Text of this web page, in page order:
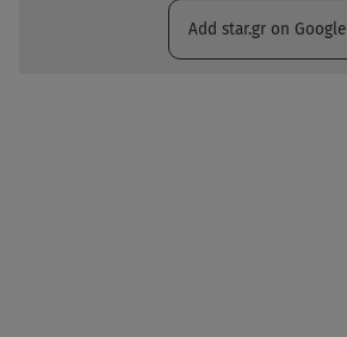
Add star.gr on Google